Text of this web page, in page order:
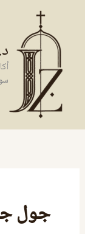
المحتوى
جول